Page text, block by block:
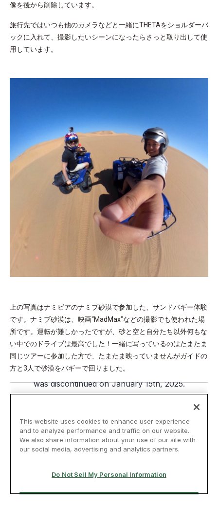
像を後から削除しています。
旅行先ではいつも他のカメラなどと一緒にTHETAをショルダーバ
ックに入れて、撮影したいシーンになったらさっと取り出して使
用しています。
上の写真はナミビアのナミブ砂漠で参加した、サンドバギー体験
です。ナミブ砂漠は、映画“MadMax”などの撮影でも使われた場
所です。運転が難しかったですが、砂と空と自分たち以外何もな
い中でのドライブは最高でした！一緒に写っているのはたまたま
同じツアーに参加した方で、たまたま映っていませんがガイドの
方と3人で砂漠をバギーで回りました。